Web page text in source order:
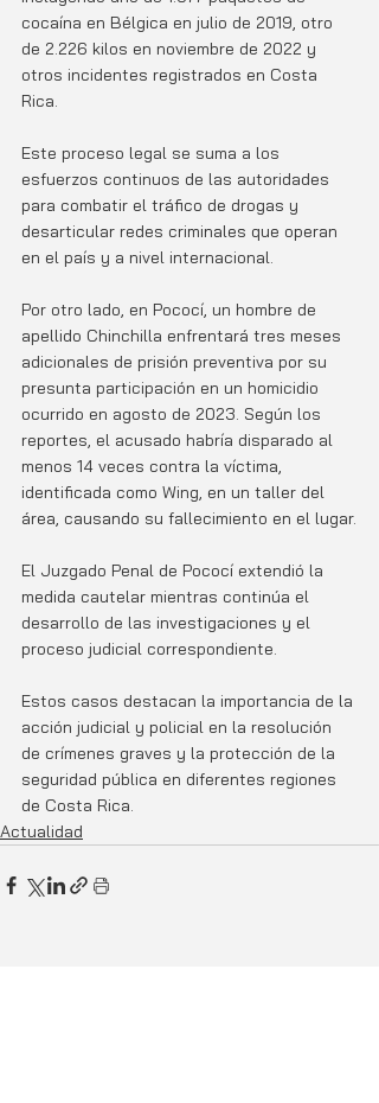
cocaína en Bélgica en julio de 2019, otro
de 2.226 kilos en noviembre de 2022 y
otros incidentes registrados en Costa
Rica.
Este proceso legal se suma a los
esfuerzos continuos de las autoridades
para combatir el tráfico de drogas y
desarticular redes criminales que operan
en el país y a nivel internacional.
Por otro lado, en Pococí, un hombre de
apellido Chinchilla enfrentará tres meses
adicionales de prisión preventiva por su
presunta participación en un homicidio
ocurrido en agosto de 2023. Según los
reportes, el acusado habría disparado al
menos 14 veces contra la víctima,
identificada como Wing, en un taller del
área, causando su fallecimiento en el lugar.
El Juzgado Penal de Pococí extendió la
medida cautelar mientras continúa el
desarrollo de las investigaciones y el
proceso judicial correspondiente.
Estos casos destacan la importancia de la
acción judicial y policial en la resolución
de crímenes graves y la protección de la
seguridad pública en diferentes regiones
de Costa Rica.
Actualidad